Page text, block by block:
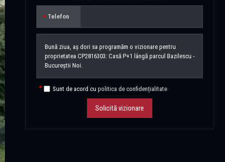
Telefon
Sunt de acord cu politica de confidențialitate
Solicită vizionare